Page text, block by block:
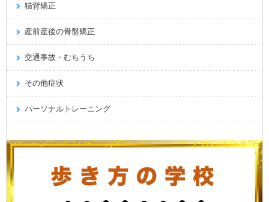
猫背矯正
産前産後の骨盤矯正
交通事故・むちうち
その他症状
パーソナルトレーニング